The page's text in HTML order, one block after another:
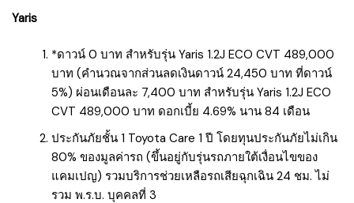
Yaris
*ดาวน์ 0 บาท สำหรับรุ่น Yaris 1.2J ECO CVT 489,000
บาท (คำนวณจากส่วนลดเงินดาวน์ 24,450 บาท ที่ดาวน์
5%) ผ่อนเดือนละ 7,400 บาท สำหรับรุ่น Yaris 1.2J ECO
CVT 489,000 บาท ดอกเบี้ย 4.69% นาน 84 เดือน
ประกันภัยชั้น 1 Toyota Care 1 ปี โดยทุนประกันภัยไม่เกิน
80% ของมูลค่ารถ (ขึ้นอยู่กับรุ่นรถภายใต้เงื่อนไขของ
แคมเปญ) รวมบริการช่วยเหลือรถเสียฉุกเฉิน 24 ชม. ไม่
รวม พ.ร.บ. บุคคลที่ 3